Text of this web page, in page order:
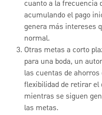
cuanto a la frecuencia
acumulando el pago
genera más intereses
normal.
Otras metas a corto
para una boda, un
las cuentas de
flexibilidad de retirar
mientras se siguen
las metas.